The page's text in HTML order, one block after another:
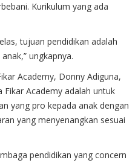
Kurikulum yang ada
tujuan pendidikan adalah
ungkapnya.
Academy, Donny Adiguna,
Academy adalah untuk
yang pro kepada anak dengan
yang menyenangkan sesuai
pendidikan yang concern